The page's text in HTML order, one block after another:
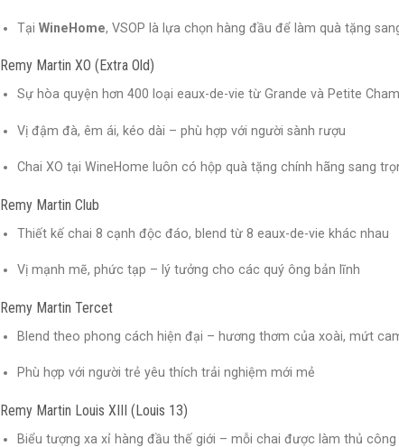
Tại WineHome, VSOP là lựa chọn hàng đầu để làm quà tặng
Remy Martin XO (Extra Old)
Sự hòa quyện hơn 400 loại eaux-de-vie từ Grande và Petite
Vị đậm đà, êm ái, kéo dài – phù hợp với người sành rượu
Chai XO tại WineHome luôn có hộp quà tặng chính hãng sang
Remy Martin Club
Thiết kế chai 8 cạnh độc đáo, blend từ 8 eaux-de-vie khác nhau
Vị mạnh mẽ, phức tạp – lý tưởng cho các quý ông bản lĩnh
Remy Martin Tercet
Blend theo phong cách hiện đại – hương thơm của xoài, mứt
Phù hợp với người trẻ yêu thích trải nghiệm mới mẻ
Remy Martin Louis XIII (Louis 13)
Biểu tượng xa xỉ hàng đầu thế giới – mỗi chai được làm thủ công